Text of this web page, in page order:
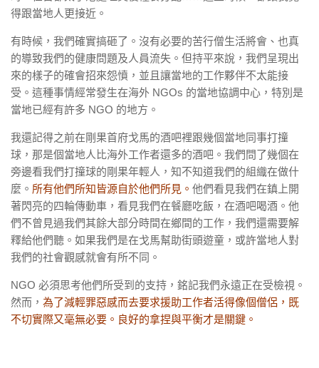
得跟當地人更接近。
有時候，我們確實搞砸了。沒有必要的苦行僧生活將會、也真
的導致我們的健康問題及人員流失。但持平來說，我們呈現出
來的樣子的確會招來怨憤，並且讓當地的工作夥伴不太能接
受。這種事情經常發生在海外 NGOs 的當地協調中心，特別是
當地已經有許多 NGO 的地方。
我還記得之前在剛果首府戈馬的酒吧裡跟幾個當地同事打撞
球，那是個當地人比海外工作者還多的酒吧。我們問了幾個在
旁邊看我們打撞球的剛果年輕人，知不知道我們的組織在做什
麼。 所有他們所知皆源自於他們所見。 他們看見我們在鎮上開
著閃亮的四輪傳動車，看見我們在餐廳吃飯，在酒吧喝酒。他
們不曾見過我們其餘大部分時間在鄉間的工作，我們還需要解
釋給他們聽。如果我們是在戈馬幫助街頭遊童，或許當地人對
我們的社會觀感就會有所不同。
NGO 必須思考他們所受到的支持，銘記我們永遠正在受檢視。
然而， 為了減輕罪惡感而去要求援助工作者活得像個僧侶，既
不切實際又毫無必要。良好的拿捏與平衡才是關鍵。